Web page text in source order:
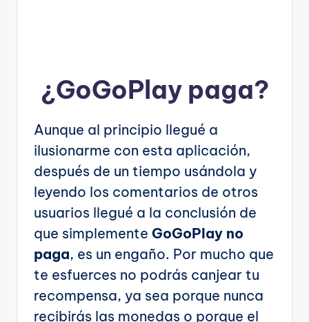
¿GoGoPlaypaga?
Aunque al principio llegué a
ilusionarme con esta aplicación,
después de un tiempo usándola y
leyendo los comentarios de otros
usuarios llegué a la conclusión de
que simplemente GoGoPlay no
paga, es un engaño. Por mucho que
te esfuerces no podrás canjear tu
recompensa, ya sea porque nunca
recibirás las monedas o porque el